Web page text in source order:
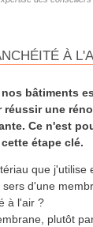
À
bâtiments
réussir une
Ce n'est
étape clé.
que j'utilise
sers d'une
à l'air ?
plutôt